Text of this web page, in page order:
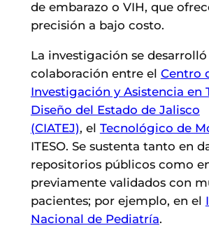
de embarazo o VIH, que
precisión a bajo costo.
La investigación se desarrolló
colaboración entre el Centro
Investigación y Asistencia en
Diseño del Estado de Jalisco
(CIATEJ), el Tecnológico de
ITESO. Se sustenta tanto en
repositorios públicos como
previamente validados con
pacientes; por ejemplo, en el
Nacional de Pediatría.